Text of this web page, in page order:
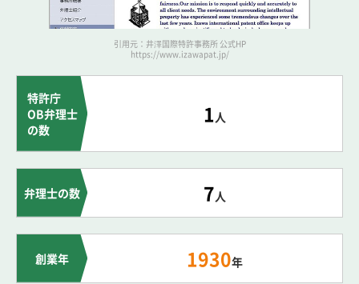
引用元：井澤国際特許事務所 公式HP
https://www.izawapat.jp/
特許庁
OB弁理士
の数
1人
弁理士の数 7人
創業年 1930年